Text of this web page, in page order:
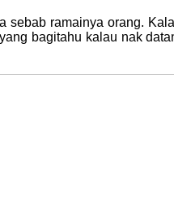
ramainya orang.
bagitahu kalau nak